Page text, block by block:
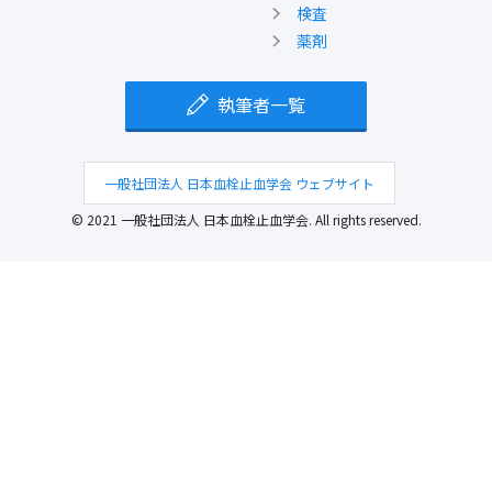
検査
薬剤
執筆者一覧
一般社団法人 日本血栓止血学会 ウェブサイト
© 2021 一般社団法人 日本血栓止血学会. All rights reserved.